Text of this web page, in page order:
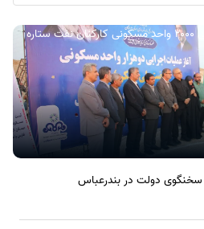
گزارش تصویری/ آیین کلنگ زنی ۲۰۰۰ واحد مسکونی کارکنان نفت ستاره
دولت در بندرعباس